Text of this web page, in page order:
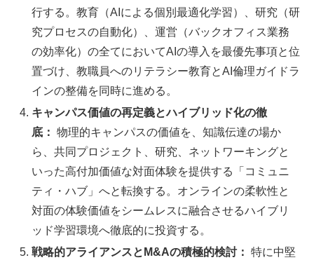
行する。教育（AIによる個別最適化学習）、研究（研
究プロセスの自動化）、運営（バックオフィス業務
の効率化）の全てにおいてAIの導入を最優先事項と位
置づけ、教職員へのリテラシー教育とAI倫理ガイドラ
インの整備を同時に進める。
キャンパス価値の再定義とハイブリッド化の徹
底： 物理的キャンパスの価値を、知識伝達の場か
ら、共同プロジェクト、研究、ネットワーキングと
いった高付加価値な対面体験を提供する「コミュニ
ティ・ハブ」へと転換する。オンラインの柔軟性と
対面の体験価値をシームレスに融合させるハイブリ
ッド学習環境へ徹底的に投資する。
戦略的アライアンスとM&Aの積極的検討： 特に中堅